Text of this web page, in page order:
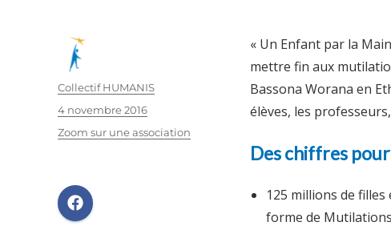
« Un Enfant par la
mettre fin aux
Bassona Worana en
élèves, les
Des chiffres
125 millions de
forme de
Auteur
Collectif HUMANIS
Publié
le
4 novembre 2016
Catégories
Zoom sur une association